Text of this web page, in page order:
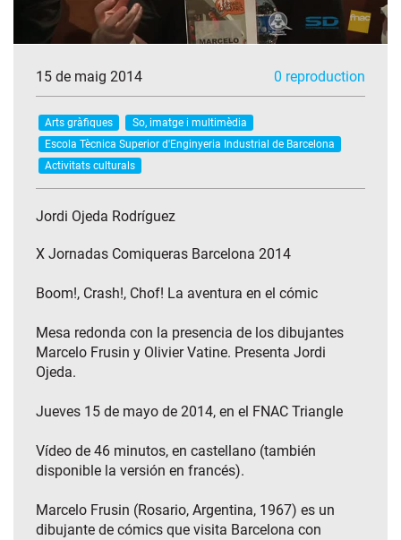
15 de maig 2014 0 reproduction
Arts gràfiques
So, imatge i multimèdia
Escola Tècnica Superior d'Enginyeria Industrial de Barcelona
Activitats culturals
Jordi Ojeda Rodríguez
X Jornadas Comiqueras Barcelona 2014
Boom!, Crash!, Chof! La aventura en el cómic
Mesa redonda con la presencia de los dibujantes
Marcelo Frusin y Olivier Vatine. Presenta Jordi
Ojeda.
Jueves 15 de mayo de 2014, en el FNAC Triangle
Vídeo de 46 minutos, en castellano (también
disponible la versión en francés).
Marcelo Frusin (Rosario, Argentina, 1967) es un
dibujante de cómics que visita Barcelona con